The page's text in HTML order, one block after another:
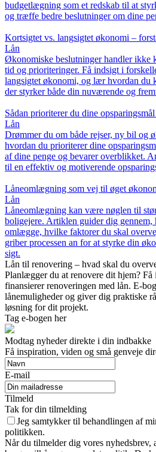
budgetlægning som et redskab til at
og træffe bedre beslutninger om dine
Kortsigtet vs. langsigtet økonomi –
Lån
Økonomiske beslutninger handler ikke
tid og prioriteringer. Få indsigt i
langsigtet økonomi, og lær hvordan du
der styrker både din nuværende og
Sådan prioriterer du dine
Lån
Drømmer du om både rejser, ny bil og
hvordan du prioriterer dine
af dine penge og bevarer overblikket.
til en effektiv og motiverende
Låneomlægning som vej til øget
Lån
Låneomlægning kan være nøglen til
boligejere. Artiklen guider dig gennem,
omlægge, hvilke faktorer du skal
griber processen an for at styrke din
sigt.
Lån til renovering – hvad skal du
Planlægger du at renovere dit hjem?
finansierer renoveringen med lån. E-
lånemuligheder og giver dig praktiske
løsning for dit projekt.
Tag e-bogen her
Modtag nyheder direkte i din indbakke
Få inspiration, viden og små genveje
E-mail
Tilmeld
Tak for din tilmelding
Jeg samtykker til behandlingen af
politikken.
Når du tilmelder dig vores nyhedsbrev,